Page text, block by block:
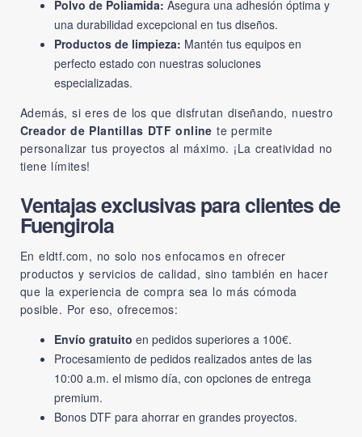
Polvo de Poliamida: Asegura una adhesión óptima y
una durabilidad excepcional en tus diseños.
Productos de limpieza: Mantén tus equipos en
perfecto estado con nuestras soluciones
especializadas.
Además, si eres de los que disfrutan diseñando, nuestro
Creador de Plantillas DTF online te permite
personalizar tus proyectos al máximo. ¡La creatividad no
tiene límites!
Ventajas exclusivas para clientes de
Fuengirola
Eneldtf.com, no solo nos enfocamos en ofrecer
productos y servicios de calidad, sino también en hacer
que la experiencia de compra sea lo más cómoda
posible. Por eso, ofrecemos:
Envío gratuito en pedidos superiores a 100€.
Procesamiento de pedidos realizados antes de las
10:00 a.m. el mismo día, con opciones de entrega
premium.
Bonos DTF para ahorrar en grandes proyectos.